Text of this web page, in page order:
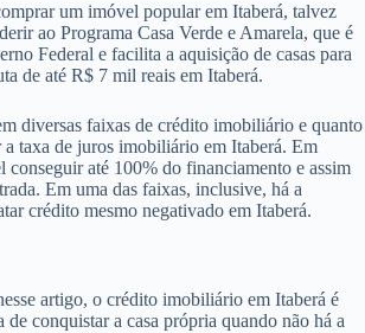
um imóvel popular em Itaberá, talvez
ao Programa Casa Verde e Amarela, que é
Federal e facilita a aquisição de casas para
de até R$ 7 mil reais em Itaberá.
diversas faixas de crédito imobiliário e quanto
taxa de juros imobiliário em Itaberá. Em
conseguir até 100% do financiamento e assim
Em uma das faixas, inclusive, há a
crédito mesmo negativado em Itaberá.
artigo, o crédito imobiliário em Itaberá é
de conquistar a casa própria quando não há a